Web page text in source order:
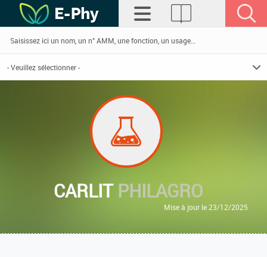
CARLITPHILAGRO
Mise à jour le 23/12/2025